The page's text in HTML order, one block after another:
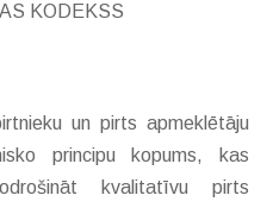
KODEKSS
un pirts apmeklētāju
principu kopums, kas
kvalitatīvu pirts